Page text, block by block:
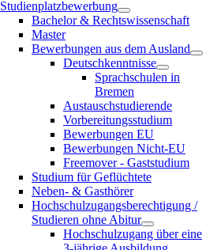
Studienplatzbewerbung
Bachelor & Rechtswissenschaft
Master
Bewerbungen aus dem Ausland
Deutschkenntnisse
Sprachschulen in
Bremen
Austauschstudierende
Vorbereitungsstudium
Bewerbungen EU
Bewerbungen Nicht-EU
Freemover - Gaststudium
Studium für Geflüchtete
Neben- & Gasthörer
Hochschulzugangsberechtigung /
Studieren ohne Abitur
Hochschulzugang über eine